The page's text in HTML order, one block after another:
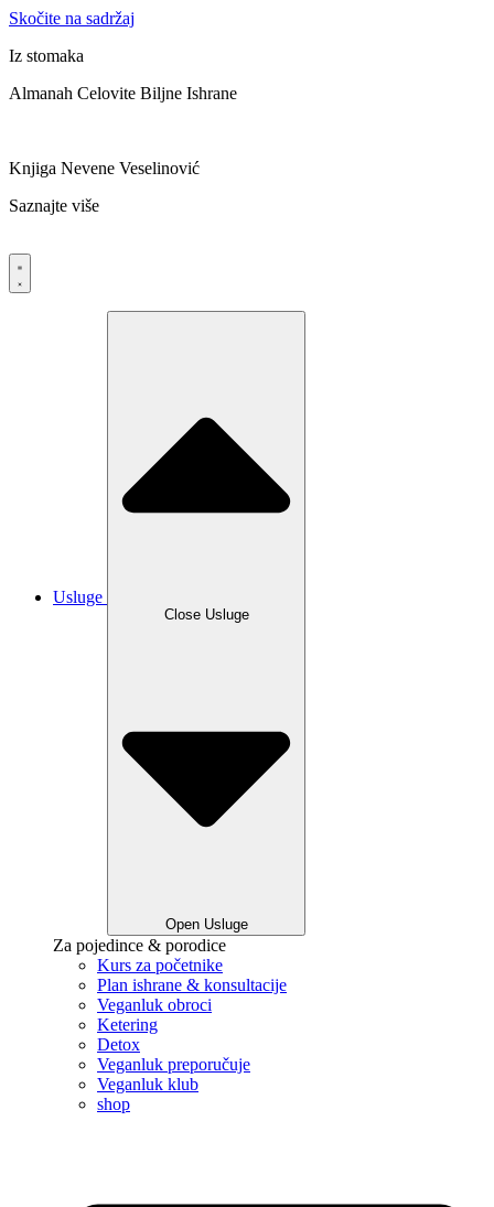
Skočite na sadržaj
Iz stomaka
Almanah Celovite Biljne Ishrane
Knjiga Nevene Veselinović
Saznajte više
Usluge
Close Usluge
Open Usluge
Za pojedince & porodice
Kurs za početnike
Plan ishrane & konsultacije
Veganluk obroci
Ketering
Detox
Veganluk preporučuje
Veganluk klub
shop